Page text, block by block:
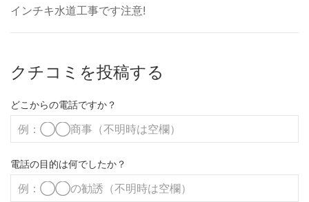
インチキ水道工事です注意!
クチコミを投稿する
どこからの電話ですか？
電話の目的は何でしたか？